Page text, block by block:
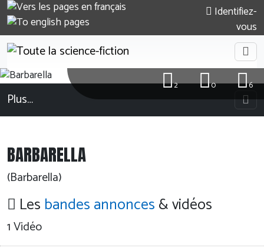
Identifiez-
vous
6
0
2
Plus…
BARBARELLA
(Barbarella)
Les bandes annonces& vidéos
1 Vidéo